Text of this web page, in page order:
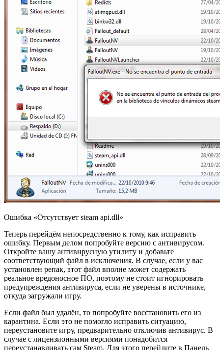
Oшибка «Отсутствует steam api.dll»
Теперь перейдём непосредственно к тому, как исправить
ошибку. Первым делом попробуйте версию с антивирусом.
Откройте вашу антивирусную утилиту и добавьте
соответствующий файл в исключения. В случае, если у вас
установлен репак, этот файл вполне может содержать
реальное вредоносное ПО, поэтому не стоит игнорировать
предупреждения антивируса, если не уверены в источнике,
откуда загружали игру.
Если файл был удалён, то попробуйте восстановить его из
карантина. Если это не помогло исправить ситуацию,
переустановите игру, предварительно отключив антивирус. В
случае с лицензионными версиями понадобится
переустанавливать сам Steam. Для этого перейдите в Панель